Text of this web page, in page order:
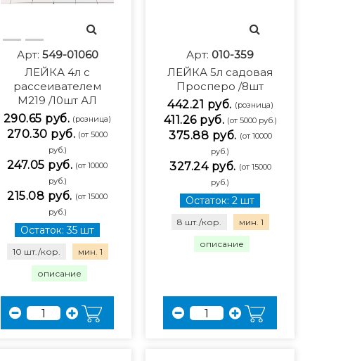
Арт: 549-01060
ЛЕЙКА 4л с
рассеивателем
М219 /10шт АЛ
290.65 руб. (розница)
270.30 руб. (от 5000
руб.)
247.05 руб. (от 10000
руб.)
215.08 руб. (от 15000
руб.)
Остаток: 35 шт
10 шт./кор. мин. 1
описание
Арт: 010-359
ЛЕЙКА 5л садовая
Просперо /8шт
442.21 руб. (розница)
411.26 руб. (от 5000 руб.)
375.88 руб. (от 10000
руб.)
327.24 руб. (от 15000
руб.)
Остаток: 2 шт
8 шт./кор. мин. 1
описание